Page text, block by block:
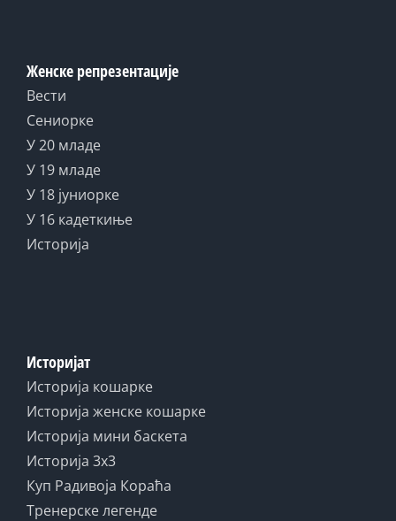
Женске репрезентације
Вести
Сениорке
У 20 младе
У 19 младе
У 18 јуниорке
У 16 кадеткиње
Историја
Историјат
Историја кошарке
Историја женске кошарке
Историја мини баскета
Историја 3x3
Куп Радивоја Кораћа
Тренерске легенде